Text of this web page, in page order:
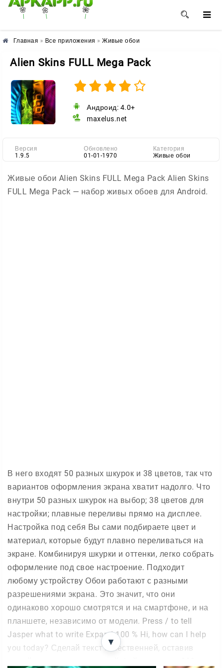
🌸 🌼 🌺
Главная » Все приложения » Живые обои
Alien Skins FULL Mega Pack
Андроид: 4.0+
maxelus.net
Версия
1.9.5
Обновлено
01-01-1970
Категория
Живые обои
Живые обои Alien Skins FULL Mega Pack Alien Skins
FULL Mega Pack — набор живых обоев для Android.
В него входят 50 разных шкурок и 38 цветов, так что
вариантов оформления экрана хватит надолго. Что
внутри 50 разных шкурок на выбор; 38 цветов для
настройки; плавные переливы прямо на дисплее.
Настройка под себя Вы сами подбираете цвет и
материал, которые будут плавно переливаться на
экране. Комбинируя шкурки и оттенки, легко собрать
оформление под свое настроение. Подходит
любому устройству Обои работают с разными
разрешениями экрана. Это значит, что они
одинаково хорошо смотрятся и на смартфоне, и на
планшете, независимо от модели. Press / to tell
Jasper what to write Expand 100 % Hi, how can I help
you today? Сделай текст качественней, оставив
▼